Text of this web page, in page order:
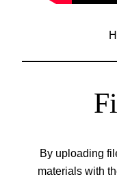
By uploading
materials with